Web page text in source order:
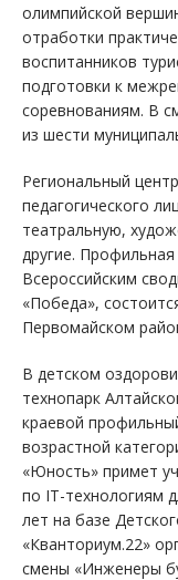
олимпийской
отработки
воспитанников
подготовки к
соревнованиям. В
из шести
Региональный
педагогического
театральную,
другие.
Всероссийским
«Победа»,
Первомайском
В детском
технопарк
краевой
возрастной
«Юность» примет
по IT-технологиям
лет на базе
«Кванториум.22»
смены «Инженеры